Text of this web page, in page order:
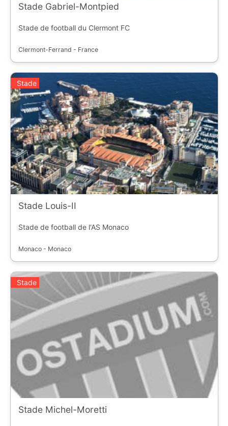
Stade Gabriel-Montpied
Stade de football du Clermont FC
Clermont-Ferrand - France
Stade
Stade Louis-II
Stade de football de l'AS Monaco
Monaco - Monaco
Stade
Stade Michel-Moretti